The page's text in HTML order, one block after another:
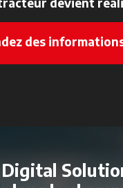
devient
des